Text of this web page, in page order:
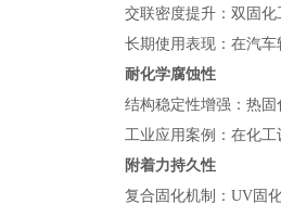
交联密度提升：双固化工
长期使用表现：在汽车轮
耐化学腐蚀性
结构稳定性增强：热固化
工业应用案例：在化工设
附着力持久性
复合固化机制：UV固化